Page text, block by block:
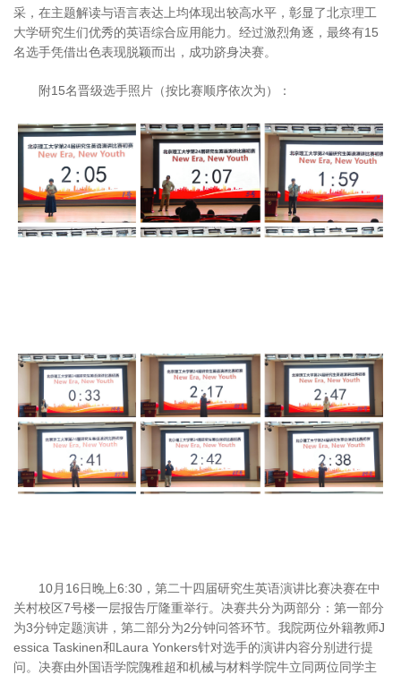
采，在主题解读与语言表达上均体现出较高水平，彰显了北京理工
大学研究生们优秀的英语综合应用能力。经过激烈角逐，最终有15
名选手凭借出色表现脱颖而出，成功跻身决赛。
附15名晋级选手照片（按比赛顺序依次为）：
10月16日晚上6:30，第二十四届研究生英语演讲比赛决赛在中
关村校区7号楼一层报告厅隆重举行。决赛共分为两部分：第一部分
为3分钟定题演讲，第二部分为2分钟问答环节。我院两位外籍教师J
essica Taskinen和Laura Yonkers针对选手的演讲内容分别进行提
问。决赛由外国语学院隗稚超和机械与材料学院牛立同两位同学主